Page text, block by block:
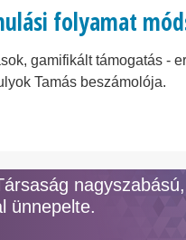
folyamat
gamifikált támogatás -
Tamás beszámolója.
ünnepelte.